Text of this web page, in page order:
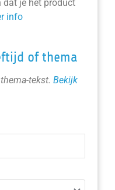
dat je het product
info
of thema
tekst. Bekijk